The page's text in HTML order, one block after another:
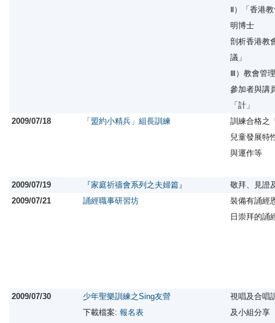
Ⅱ）「香港
明博士
剖析香港教
議」
Ⅲ）教會管
參加者與講
「計」
2009/07/18
「盟約小精兵」組長訓練
訓練合格之
兒童發展特
與運作等
2009/07/19 『家庭祈禱會系列之夫婦篇』
敬拜、見證
2009/07/21
誦經職事研習坊
裝備有誦經
日崇拜的誦
2009/07/30
少年聖樂訓練之Sing友營
下載檔案: 報名表
視唱及合唱
及小組分享